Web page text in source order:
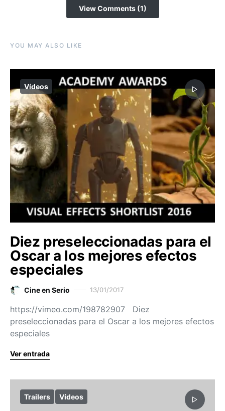
View Comments (1)
YOU MAY ALSO LIKE
Vídeos
Diez preseleccionadas para el
Oscar a los mejores efectos
especiales
Cine en Serio 13/01/2017
https://vimeo.com/198782907 Diez
preseleccionadas para el Oscar a los mejores efectos
especiales
Ver entrada
Trailers Vídeos